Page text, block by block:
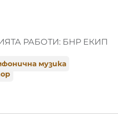
РАБОТИ: БНР ЕКИП
музика